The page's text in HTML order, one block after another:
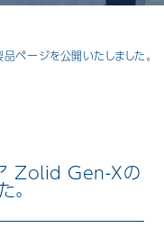
ページを公開いたしました。
Zolid Gen-Xの
。